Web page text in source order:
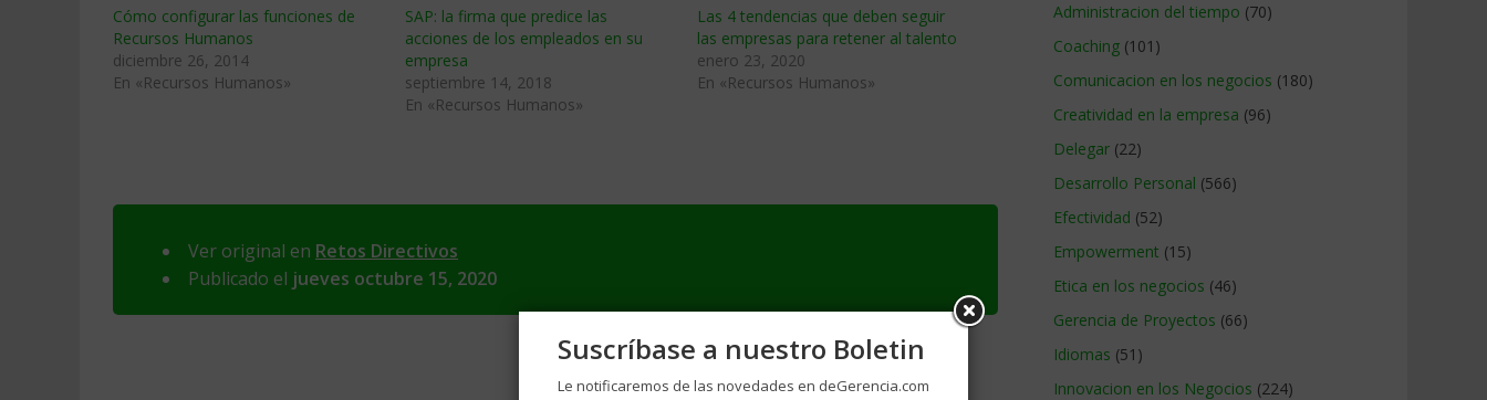
Cómo configurar las funciones de
Recursos Humanos
diciembre 26, 2014
En «Recursos Humanos»
SAP: la firma que predice las
acciones de los empleados en su
empresa
septiembre 14, 2018
En «Recursos Humanos»
Las 4 tendencias que deben seguir
las empresas para retener al talento
enero 23, 2020
En «Recursos Humanos»
Ver original en Retos Directivos
Publicado el jueves octubre 15, 2020
Administracion del tiempo (70)
Coaching (101)
Comunicacion en los negocios (180)
Creatividad en la empresa (96)
Delegar (22)
Desarrollo Personal (566)
Efectividad (52)
Empowerment (15)
Etica en los negocios (46)
Gerencia de Proyectos (66)
Idiomas (51)
Innovacion en los Negocios (224)
Suscríbase a nuestro Boletin
Le notificaremos de las novedades en deGerencia.com